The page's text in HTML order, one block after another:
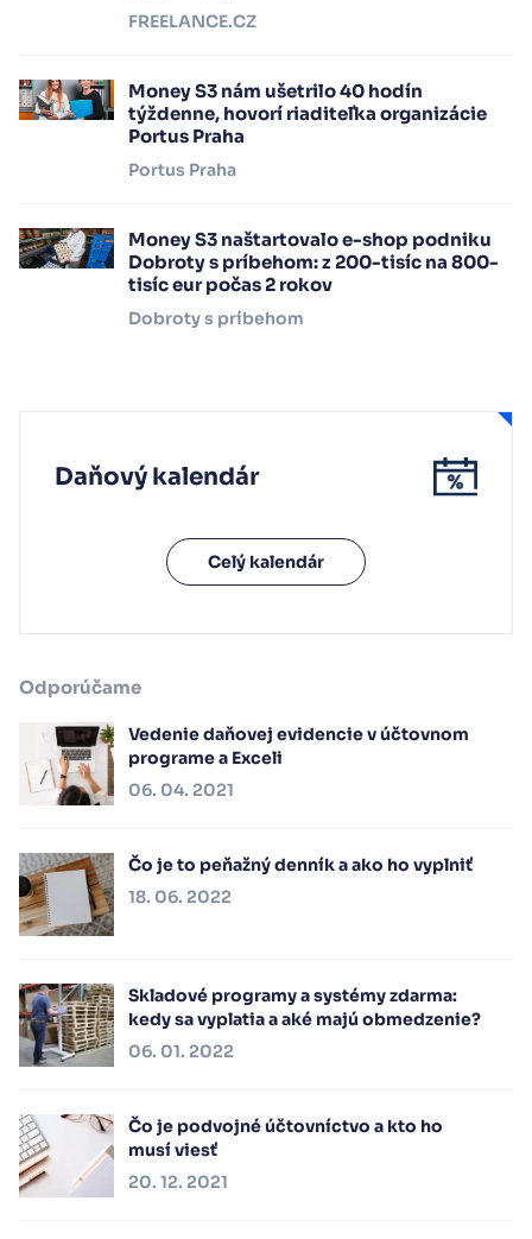
FREELANCE.CZ
Money S3 nám ušetrilo 40 hodín
týždenne, hovorí riaditeľka organizácie
Portus Praha
Portus Praha
Money S3 naštartovalo e-shop podniku
Dobroty s príbehom: z 200-tisíc na 800-
tisíc eur počas 2 rokov
Dobroty s príbehom
Daňový kalendár
Celý kalendár
Odporúčame
Vedenie daňovej evidencie v účtovnom
programe a Exceli
06. 04. 2021
Čo je to peňažný denník a ako ho vyplniť
18. 06. 2022
Skladové programy a systémy zdarma:
kedy sa vyplatia a aké majú obmedzenie?
06. 01. 2022
Čo je podvojné účtovníctvo a kto ho
musí viesť
20. 12. 2021